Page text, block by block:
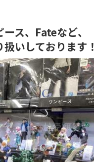
ス、Fateなど、
いしております！